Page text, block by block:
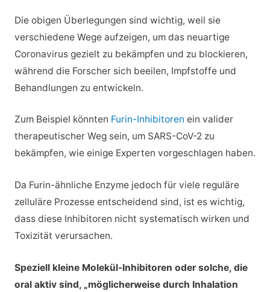
Die obigen Überlegungen sind wichtig, weil sie
verschiedene Wege aufzeigen, um das neuartige
Coronavirus gezielt zu bekämpfen und zu blockieren,
während die Forscher sich beeilen, Impfstoffe und
Behandlungen zu entwickeln.
Zum Beispiel könnten Furin-Inhibitoren ein valider
therapeutischer Weg sein, um SARS-CoV-2 zu
bekämpfen, wie einige Experten vorgeschlagen haben.
Da Furin-ähnliche Enzyme jedoch für viele reguläre
zelluläre Prozesse entscheidend sind, ist es wichtig,
dass diese Inhibitoren nicht systematisch wirken und
Toxizität verursachen.
Speziell kleine Molekül-Inhibitoren oder solche, die
oral aktiv sind, „möglicherweise durch Inhalation